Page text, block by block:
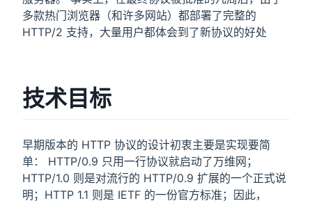
多款热门浏览器（和许多网站）都部署了完整的
HTTP/2 支持，大量用户都体会到了新协议的好处
技术目标
早期版本的 HTTP 协议的设计初衷主要是实现要简
单： HTTP/0.9 只用一行协议就启动了万维网；
HTTP/1.0 则是对流行的 HTTP/0.9 扩展的一个正式说
明；HTTP 1.1 则是 IETF 的一份官方标准；因此，